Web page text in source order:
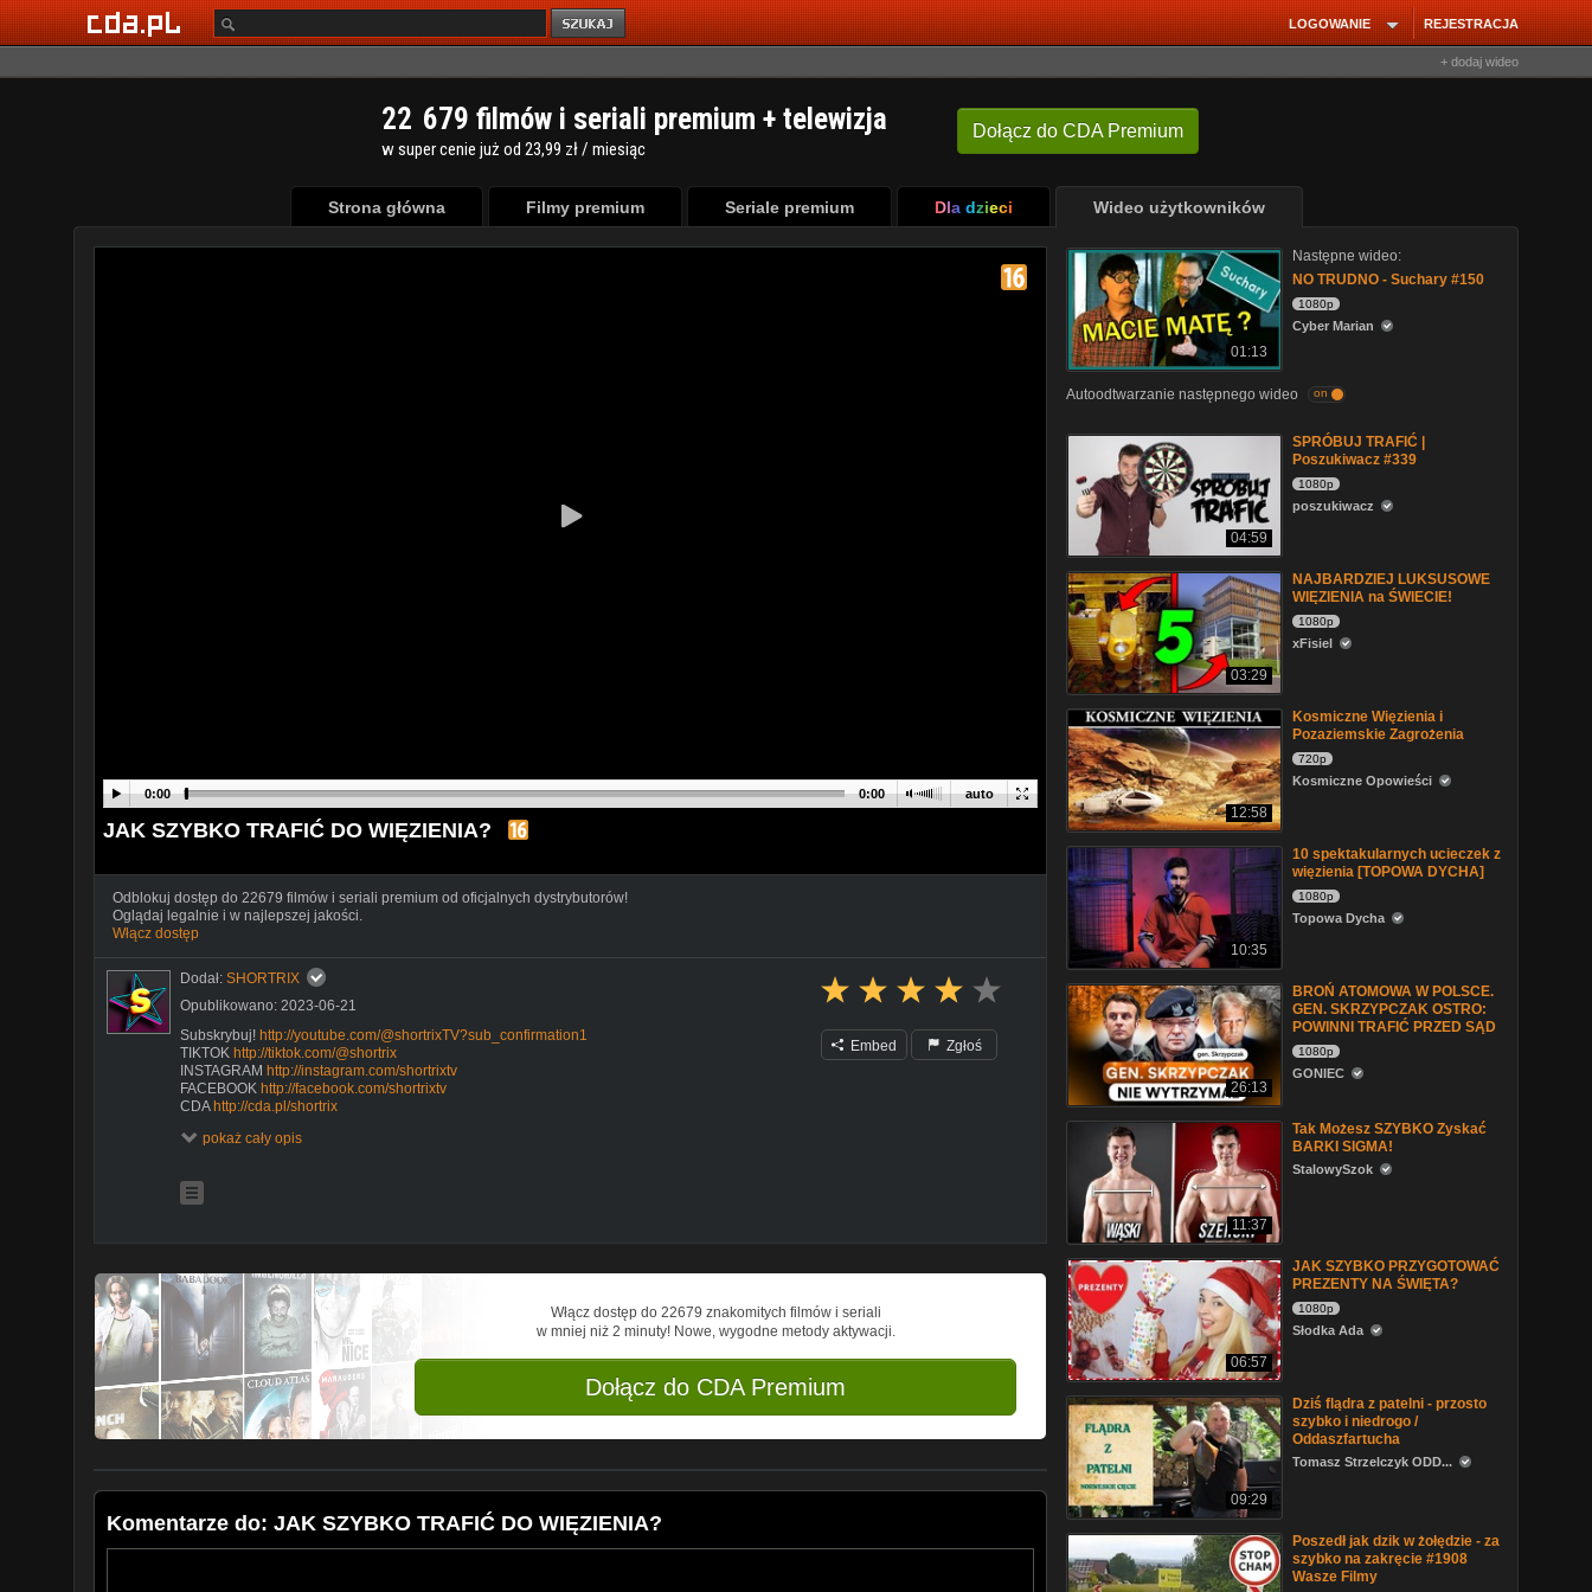
REJESTRACJA
LOGOWANIE
+ dodaj wideo
Dołącz do CDA Premium
22 679 filmów i seriali premium + telewizja
w super cenie już od 23,99 zł / miesiąc
Strona główna Filmy premium Seriale premium Dla dzieci Wideo użytkowników
auto
0:00 0:00
JAK SZYBKO TRAFIĆ DO WIĘZIENIA?
Odblokuj dostęp do 22679 filmów i seriali premium od oficjalnych dystrybutorów!
Oglądaj legalnie i w najlepszej jakości.
Włącz dostęp
Dodał: SHORTRIX
Opublikowano: 2023-06-21
Subskrybuj! http://youtube.com/@shortrixTV?sub_confirmation1
TIKTOK http://tiktok.com/@shortrix
INSTAGRAM http://instagram.com/shortrixtv
FACEBOOK http://facebook.com/shortrixtv
CDAhttp://cda.pl/shortrix
telefonem. Spontan, absurdalny humor, zaskakujące scenki i pozytywna energia - wszystko to
znajdziesz na tym kanale. Zostaw suba i nie przegap kolejnych odcinków!
PROSIMY NIE KOPIOWAĆ NA INNE KANAŁY
#Shortrix #Dakann #Komedia
pokaż cały opis
Embed Zgłoś
Włącz dostęp do 22679 znakomitych filmów i seriali
w mniej niż 2 minuty! Nowe, wygodne metody aktywacji.
Dołącz do CDA Premium
Komentarze do: JAK SZYBKO TRAFIĆ DO WIĘZIENIA?
01:13
Następne wideo:
NO TRUDNO - Suchary #150
1080p
Cyber Marian
Autoodtwarzanie następnego wideo on
04:59
SPRÓBUJ TRAFIĆ |
Poszukiwacz #339
1080p
poszukiwacz
03:29
NAJBARDZIEJ LUKSUSOWE
WIĘZIENIA na ŚWIECIE!
1080p
xFisiel
12:58
Kosmiczne Więzienia i
Pozaziemskie Zagrożenia
720p
Kosmiczne Opowieści
10:35
10 spektakularnych ucieczek z
więzienia [TOPOWA DYCHA]
1080p
Topowa Dycha
26:13
BROŃ ATOMOWA W POLSCE.
GEN. SKRZYPCZAK OSTRO:
POWINNI TRAFIĆ PRZED SĄD
1080p
GONIEC
11:37
Tak Możesz SZYBKO Zyskać
BARKI SIGMA!
StalowySzok
06:57
JAK SZYBKO PRZYGOTOWAĆ
PREZENTY NA ŚWIĘTA?
1080p
Słodka Ada
09:29
Dziś flądra z patelni - przosto
szybko i niedrogo /
Oddaszfartucha
Tomasz Strzelczyk ODD...
Poszedł jak dzik w żołędzie - za
szybko na zakręcie #1908
Wasze Filmy